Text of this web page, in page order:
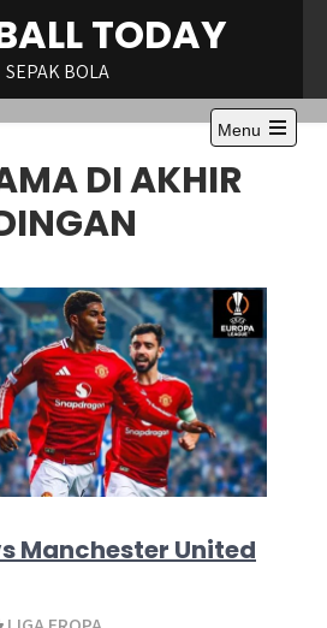
TODAY
SEPAK BOLA
Menu
Open
DI AKHIR
Manchester United